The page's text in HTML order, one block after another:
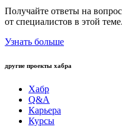
Получайте ответы на
от специалистов в этой теме.
Узнать больше
другие проекты хабра
Хабр
Q&A
Карьера
Курсы